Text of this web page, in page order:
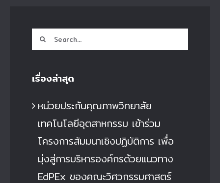
Search
for:
เรื่องล่าสุด
หน่วยประกันคุณภาพวิทยาลัย
เทคโนโลยีอุตสาหกรรม เข้าร่วม
โครงการสัมมนาเชิงปฏิบัติการ เพื่อ
มุ่งสู่การบริหารองค์กรด้วยแนวทาง
EdPEx ของคณะวิศวกรรมศาสตร์